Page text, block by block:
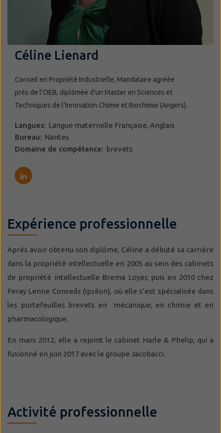
Céline Lienard
Conseil en Propriété Industrielle, Mandataire agréée
près de l’OEB, diplômée d’un Master en Sciences et
Techniques de l’Innovation Chimie et Biochimie (Angers).
Langues: Langue maternelle Française, Anglais
Bureau: Nantes
Domaine de compétence: brevets
Expérience professionnelle
Après avoir obtenu son diplôme, Céline a débuté sa carrière
dans la propriété intellectuelle en 2005 au sein des cabinets
de propriété intellectuelle Brema Loyer, puis en 2010 chez
Feray Lenne Conseils (Ipsilon), où elle s’est spécialisée dans
les portefeuilles brevets en mécanique, en chimie et en
pharmacologique.
En mars 2012, elle a rejoint le cabinet Harle & Phelip, qui a
fusionné en juin 2017 avec le groupe Jacobacci.
Activité professionnelle